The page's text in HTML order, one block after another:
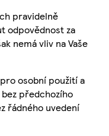
pravidelně
odpovědnost za
nemá vliv na Vaše
osobní použití a
předchozího
řádného uvedení